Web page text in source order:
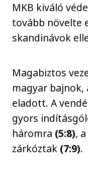
MKB kiváló
tovább növelte
skandinávok
Magabiztos
magyar
eladott. A
gyors
háromra (5:8),
zárkóztak (7:9).